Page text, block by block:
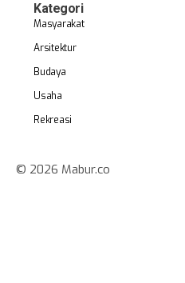
Kategori
Masyarakat
Arsitektur
Budaya
Usaha
Rekreasi
© 2026 Mabur.co